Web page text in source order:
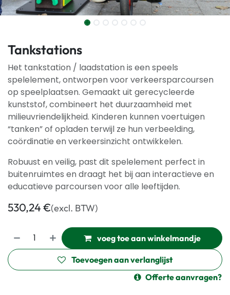
Tankstations
Het tankstation / laadstation is een speels
spelelement, ontworpen voor verkeersparcoursen
op speelplaatsen. Gemaakt uit gerecycleerde
kunststof, combineert het duurzaamheid met
milieuvriendelijkheid. Kinderen kunnen voertuigen
“tanken” of opladen terwijl ze hun verbeelding,
coördinatie en verkeersinzicht ontwikkelen.
Robuust en veilig, past dit spelelement perfect in
buitenruimtes en draagt het bij aan interactieve en
educatieve parcoursen voor alle leeftijden.
530,24€(excl. BTW)
voeg toe aan winkelmandje
Toevoegen aan verlanglijst
Offerte aanvragen?